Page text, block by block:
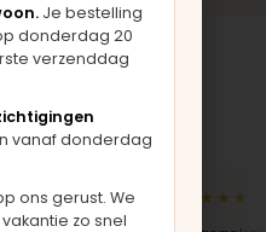
★★★★★
Je bestelling
donderdag 20
verzenddag
vanaf donderdag
ons gerust. We
zo snel